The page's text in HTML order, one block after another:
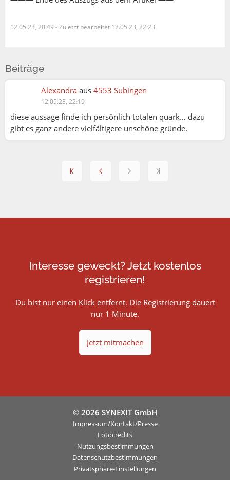
12.05.23, 20:49 -Zuletzt bearbeitet 12.05.23, 22:23.
Beiträge
Alexandra aus 4553 Subingen
12.05.23, 22:19
diese aussage finde ich persönlich totalen quark… dazu
gibt es ganz andere vielfältigere unschöne gründe.
Interesse geweckt? Jetzt kostenlos
registrieren!
Du bist nur einen Klick entfernt. Die Registrierung dauert
nur 1 Minute.
Jetzt mitmachen
© 2026 SYNEXIT GmbH
Impressum/Kontakt/Presse
Fotocredits
Nutzungsbestimmungen
Datenschutzbestimmungen
Privatsphäre-Einstellungen